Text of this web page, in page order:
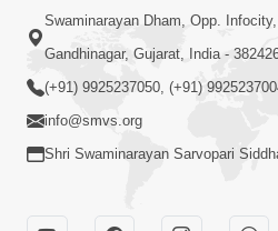
Swaminarayan Dham, Opp.
Gandhinagar, Gujarat, India -
(+91) 9925237050, (+91)
info@smvs.org
Shri Swaminarayan Sarvopari